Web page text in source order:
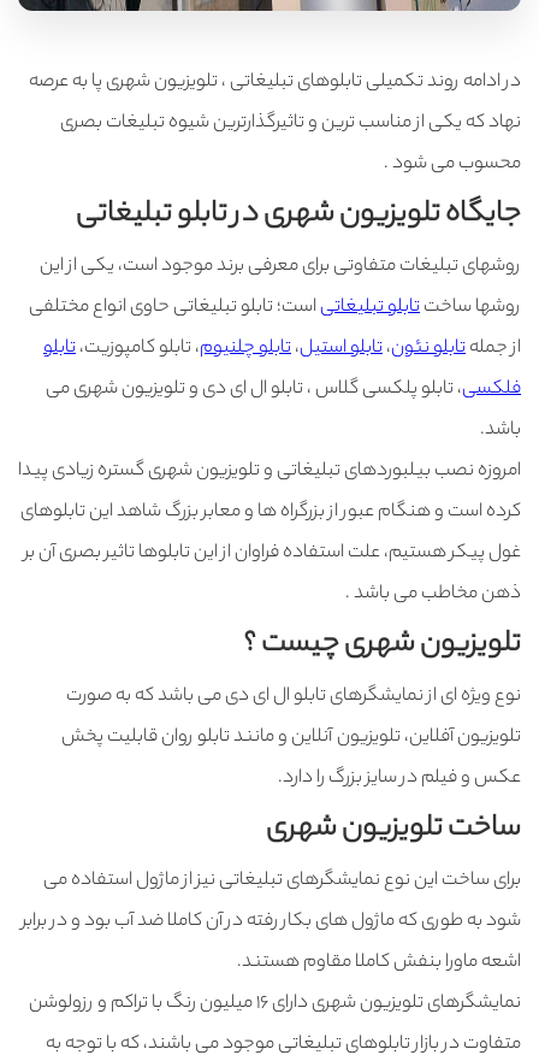
در ادامه روند تکمیلی تابلوهای تبلیغاتی ، تلویزیون شهری پا به عرصه
نهاد که یکی از مناسب ترین و تاثیرگذارترین شیوه تبلیغات بصری
محسوب می شود .
جایگاه تلویزیون شهری در تابلو تبلیغاتی
روشهای تبلیغات متفاوتی برای معرفی برند موجود است، یکی از این
روشها ساختتابلو تبلیغاتیاست؛ تابلو تبلیغاتی حاوی انواع مختلفی
از جملهتابلو نئون،تابلو استیل،تابلو چلنیوم، تابلو کامپوزیت،تابلو
فلکسی، تابلو پلکسی گلاس ، تابلو ال ای دی و تلویزیون شهری می
باشد.
امروزه نصب بیلبوردهای تبلیغاتی و تلویزیون شهری گستره زیادی پیدا
کرده است و هنگام عبور از بزرگراه ها و معابر بزرگ شاهد این تابلوهای
غول پیکر هستیم، علت استفاده فراوان از این تابلوها تاثیر بصری آن بر
ذهن مخاطب می باشد .
تلویزیون شهری چیست ؟
نوع ویژه ای از نمایشگرهای تابلو ال ای دی می باشد که به صورت
تلویزیون آفلاین، تلویزیون آنلاین و مانند تابلو روان قابلیت پخش
عکس و فیلم در سایز بزرگ را دارد.
ساخت تلویزیون شهری
برای ساخت این نوع نمایشگرهای تبلیغاتی نیز از ماژول استفاده می
شود به طوری که ماژول های بکار رفته در آن کاملا ضد آب بود و در برابر
اشعه ماورا بنفش کاملا مقاوم هستند.
نمایشگرهای تلویزیون شهری دارای 16 میلیون رنگ با تراکم و رزولوشن
متفاوت در بازار تابلوهای تبلیغاتی موجود می باشند، که با توجه به